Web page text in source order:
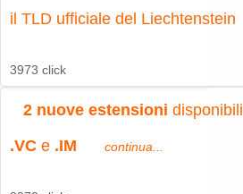
il TLD ufficiale del Liechtenstein
3973 click
2 nuove estensioni disponibili
.VC e .IM continua...